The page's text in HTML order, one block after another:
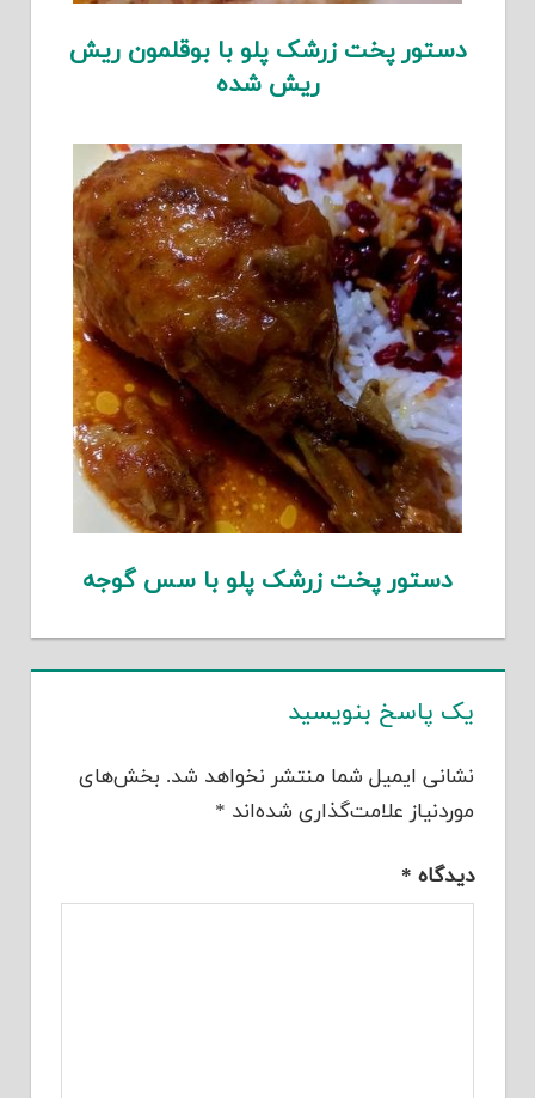
دستور پخت زرشک پلو با بوقلمون ریش
ریش شده
دستور پخت زرشک پلو با سس گوجه
یک پاسخ بنویسید
نشانی ایمیل شما منتشر نخواهد شد. بخش‌های
موردنیاز علامت‌گذاری شده‌اند *
دیدگاه *